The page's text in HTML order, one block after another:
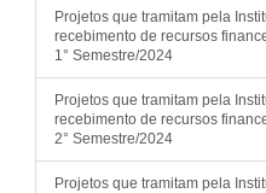
Projetos que tramitam pela
recebimento de recursos
1° Semestre/2024
Projetos que tramitam pela
recebimento de recursos
2° Semestre/2024
Projetos que tramitam pela